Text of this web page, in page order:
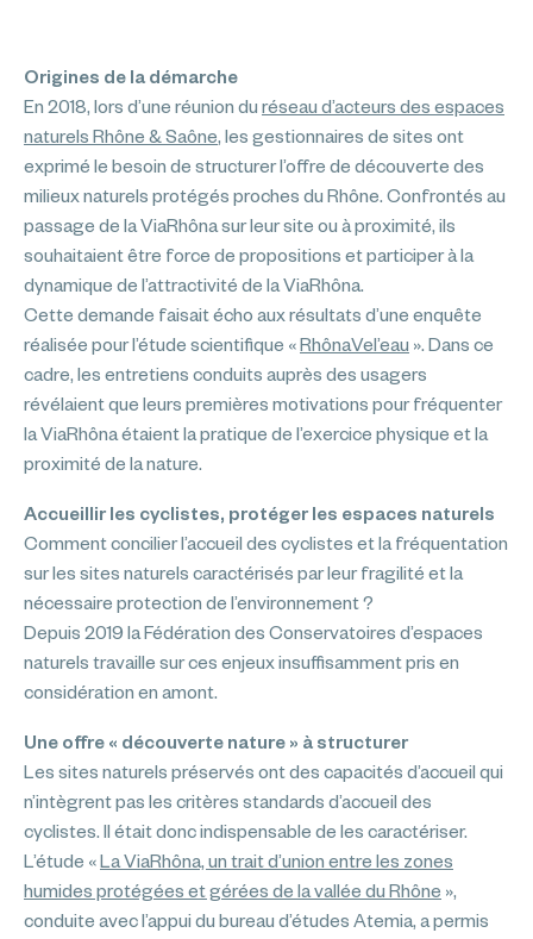
Origines de la démarche
En 2018, lors d’une réunion du réseau d’acteurs des espaces
naturels Rhône & Saône, les gestionnaires de sites ont
exprimé le besoin de structurer l’offre de découverte des
milieux naturels protégés proches du Rhône. Confrontés au
passage de la ViaRhôna sur leur site ou à proximité, ils
souhaitaient être force de propositions et participer à la
dynamique de l’attractivité de la ViaRhôna.
Cette demande faisait écho aux résultats d’une enquête
réalisée pour l’étude scientifique «RhônaVel’eau ». Dans ce
cadre, les entretiens conduits auprès des usagers
révélaient que leurs premières motivations pour fréquenter
la ViaRhôna étaient la pratique de l’exercice physique et la
proximité de la nature.
Accueillir les cyclistes, protéger les espaces naturels
Comment concilier l’accueil des cyclistes et la fréquentation
sur les sites naturels caractérisés par leur fragilité et la
nécessaire protection de l’environnement ?
Depuis 2019 la Fédération des Conservatoires d’espaces
naturels travaille sur ces enjeux insuffisamment pris en
considération en amont.
Une offre « découverte nature » à structurer
Les sites naturels préservés ont des capacités d’accueil qui
n’intègrent pas les critères standards d’accueil des
cyclistes. Il était donc indispensable de les caractériser.
L’étude «La ViaRhôna, un trait d’union entre les zones
humides protégées et gérées de la vallée du Rhône »,
conduite avec l’appui du bureau d’études Atemia, a permis